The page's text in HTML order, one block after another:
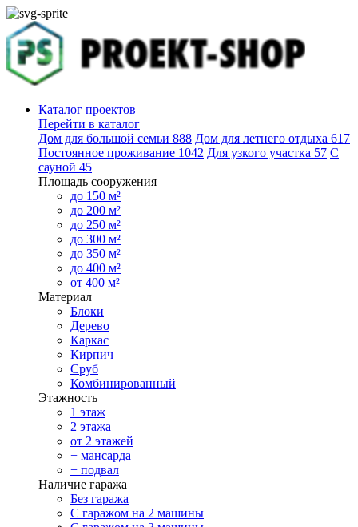
Каталог проектов
Перейти в каталог
Дом для большой семьи 888 Дом для летнего отдыха 617
Постоянное проживание 1042 Для узкого участка 57 С
сауной 45
Площадь сооружения
до 150 м²
до 200 м²
до 250 м²
до 300 м²
до 350 м²
до 400 м²
от 400 м²
Материал
Блоки
Дерево
Каркас
Кирпич
Сруб
Комбинированный
Этажность
1 этаж
2 этажа
от 2 этажей
+ мансарда
+ подвал
Наличие гаража
Без гаража
С гаражом на 2 машины